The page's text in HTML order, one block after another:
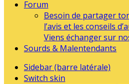
Forum
Besoin de partager
l’avis et les conseils
Viens échanger sur
Sourds & Malentendants
Sidebar (barre latérale)
Switch skin